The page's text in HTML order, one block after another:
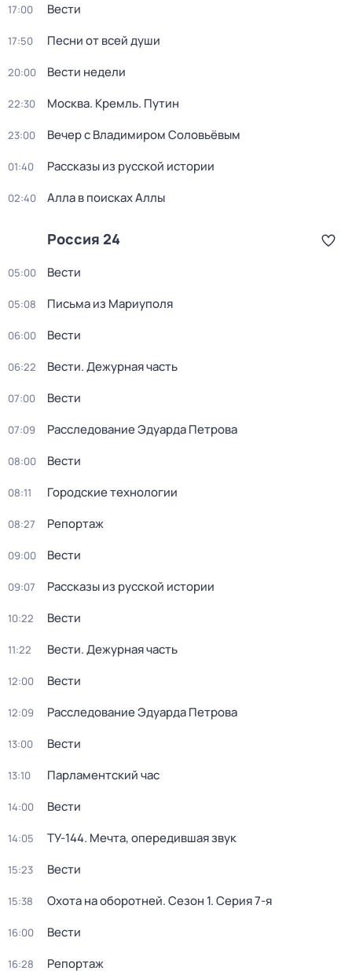
17:00 Вести
17:50 Песни от всей души
20:00 Вести недели
22:30 Москва. Кремль. Путин
23:00 Вечер с Владимиром Соловьёвым
01:40 Рассказы из русской истории
02:40 Алла в поисках Аллы
Россия 24
05:00 Вести
05:08 Письма из Мариуполя
06:00 Вести
06:22 Вести. Дежурная часть
07:00 Вести
07:09 Расследование Эдуарда Петрова
08:00 Вести
08:11 Городские технологии
08:27 Репортаж
09:00 Вести
09:07 Рассказы из русской истории
10:22 Вести
11:22 Вести. Дежурная часть
12:00 Вести
12:09 Расследование Эдуарда Петрова
13:00 Вести
13:10 Парламентский час
14:00 Вести
14:05 ТУ-144. Мечта, опередившая звук
15:23 Вести
15:38 Охота на оборотней. Сезон 1. Серия 7-я
16:00 Вести
16:28 Репортаж